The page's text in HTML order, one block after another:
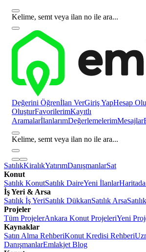
Kelime, semt veya ilan no ile ara...
Değerini Öğrenİlan VerGiriş YapHesap
OluşturFavorilerimKayıtlı
AramalarİlanlarımDeğerlemelerimMesajlar
Kelime, semt veya ilan no ile ara...
SatılıkKiralıkYatırımDanışmanlarSat
Konut
Satılık KonutSatılık DaireYeni İlanlar
İş Yeri & Arsa
Satılık İş YeriSatılık DükkanSatılık Arsa
Projeler
Tüm ProjelerAnkara Konut ProjeleriYeni
Kaynaklar
Satın Alma RehberiKonut Kredisi Rehberi
DanışmanlarEmlakjet Blog